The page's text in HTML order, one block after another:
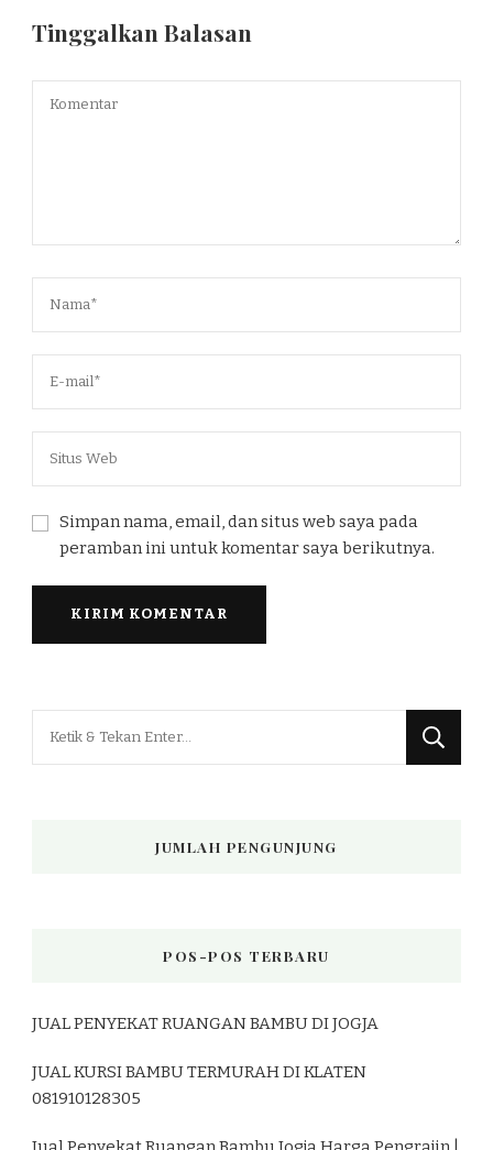
Tinggalkan Balasan
Simpan nama, email, dan situs web saya pada
peramban ini untuk komentar saya berikutnya.
Mencari
JUMLAH PENGUNJUNG
POS-POS TERBARU
JUAL PENYEKAT RUANGAN BAMBU DI JOGJA
JUAL KURSI BAMBU TERMURAH DI KLATEN
081910128305